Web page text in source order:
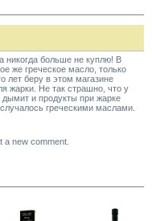
больше не куплю! В
же греческое масло, только
лет беру в этом магазине
жарки. Не так страшно, что у
и продукты при жарке
греческими маслами.
a new comment.